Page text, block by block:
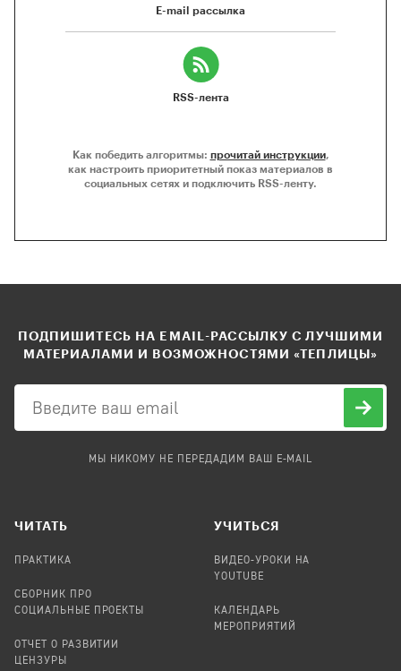
E-mail рассылка
RSS-лента
Как победить алгоритмы: прочитай инструкции,
как настроить приоритетный показ материалов в
социальных сетях и подключить RSS-ленту.
ПОДПИШИТЕСЬ НА EMAIL-РАССЫЛКУ С ЛУЧШИМИ
МАТЕРИАЛАМИ И ВОЗМОЖНОСТЯМИ «ТЕПЛИЦЫ»
МЫ НИКОМУ НЕ ПЕРЕДАДИМ ВАШ E-MAIL
ЧИТАТЬ
ПРАКТИКА
СБОРНИК ПРО
СОЦИАЛЬНЫЕ ПРОЕКТЫ
ОТЧЕТ О РАЗВИТИИ
ЦЕНЗУРЫ
УЧИТЬСЯ
ВИДЕО-УРОКИ НА
YOUTUBE
КАЛЕНДАРЬ
МЕРОПРИЯТИЙ